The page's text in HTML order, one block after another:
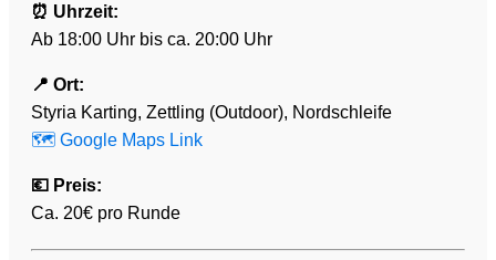
⏰ Uhrzeit:
Ab 18:00 Uhr bis ca. 20:00 Uhr
📍 Ort:
Styria Karting, Zettling (Outdoor), Nordschleife
🗺️ Google Maps Link
💶 Preis:
Ca. 20€ pro Runde